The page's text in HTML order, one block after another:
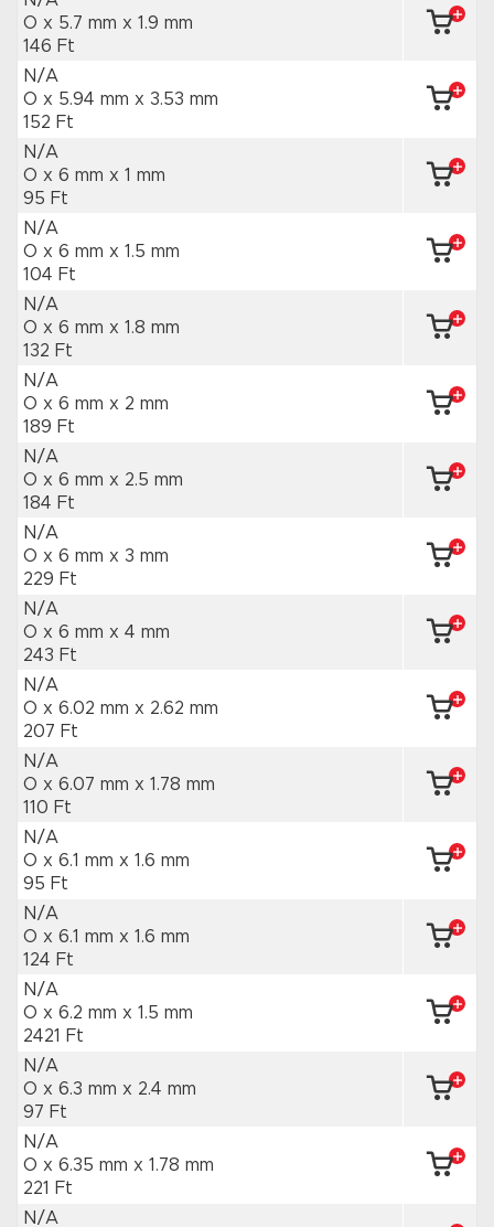
O x 5.7 mm x 1.9 mm
146 Ft
N/A
O x 5.94 mm x 3.53 mm
152 Ft
N/A
O x 6 mm x 1 mm
95 Ft
N/A
O x 6 mm x 1.5 mm
104 Ft
N/A
O x 6 mm x 1.8 mm
132 Ft
N/A
O x 6 mm x 2 mm
189 Ft
N/A
O x 6 mm x 2.5 mm
184 Ft
N/A
O x 6 mm x 3 mm
229 Ft
N/A
O x 6 mm x 4 mm
243 Ft
N/A
O x 6.02 mm x 2.62 mm
207 Ft
N/A
O x 6.07 mm x 1.78 mm
110 Ft
N/A
O x 6.1 mm x 1.6 mm
95 Ft
N/A
O x 6.1 mm x 1.6 mm
124 Ft
N/A
O x 6.2 mm x 1.5 mm
2421 Ft
N/A
O x 6.3 mm x 2.4 mm
97 Ft
N/A
O x 6.35 mm x 1.78 mm
221 Ft
N/A